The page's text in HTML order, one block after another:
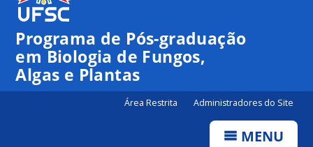
Programa de Pós-graduação
em Biologia de Fungos,
Algas e Plantas
Área Restrita Administradores do Site
MENU